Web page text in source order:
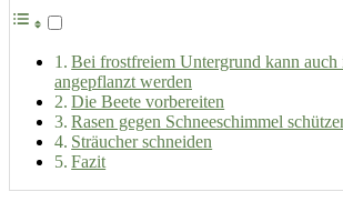
Bei frostfreiem Untergrund kann
angepflanzt werden
Die Beete vorbereiten
Rasen gegen Schneeschimmel
Sträucher schneiden
Fazit